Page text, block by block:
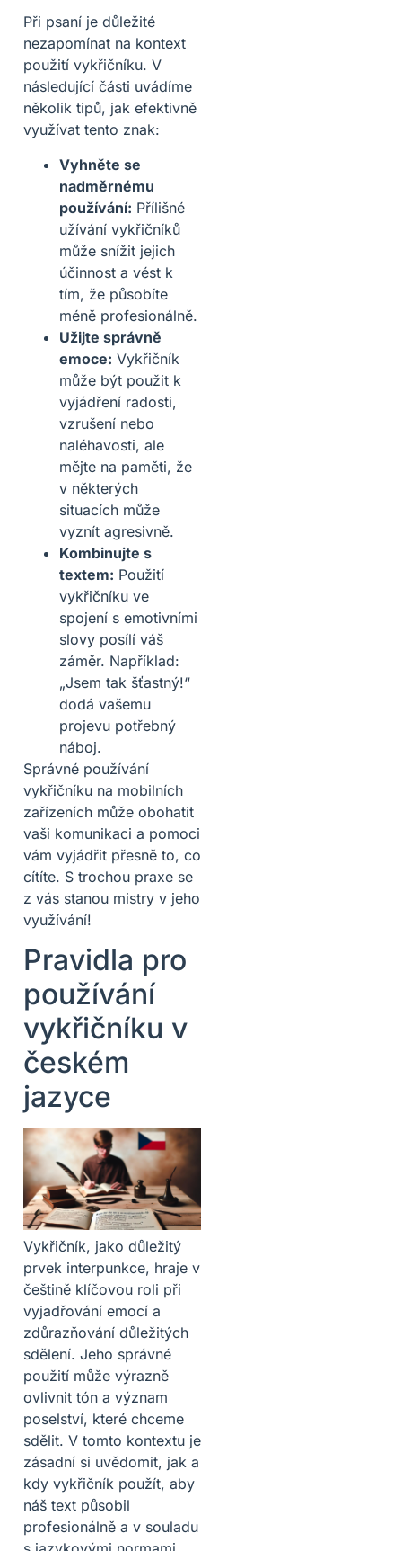
Při psaní je důležité
nezapomínat na kontext
použití vykřičníku. V
následující části uvádíme
několik tipů, jak efektivně
využívat tento znak:
Vyhněte se
nadměrnému
používání: Přílišné
užívání vykřičníků
může snížit jejich
účinnost a vést k
tím, že působíte
méně profesionálně.
Užijte správně
emoce: Vykřičník
může být použit k
vyjádření radosti,
vzrušení nebo
naléhavosti, ale
mějte na paměti, že
v některých
situacích může
vyznít agresivně.
Kombinujte s
textem: Použití
vykřičníku ve
spojení s emotivními
slovy posílí váš
záměr. Například:
„Jsem tak šťastný!“
dodá vašemu
projevu potřebný
náboj.
Správné používání
vykřičníku na mobilních
zařízeních může obohatit
vaši komunikaci a pomoci
vám vyjádřit přesně to, co
cítíte. S trochou praxe se
z vás stanou mistry v jeho
využívání!
Pravidla pro
používání
vykřičníku v
českém
jazyce
Vykřičník, jako důležitý
prvek interpunkce, hraje v
češtině klíčovou roli při
vyjadřování emocí a
zdůrazňování důležitých
sdělení. Jeho správné
použití může výrazně
ovlivnit tón a význam
poselství, které chceme
sdělit. V tomto kontextu je
zásadní si uvědomit, jak a
kdy vykřičník použít, aby
náš text působil
profesionálně a v souladu